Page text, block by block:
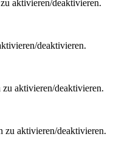
aktivieren/deaktivieren.
deaktivieren.
aktivieren/deaktivieren.
zu aktivieren/deaktivieren.